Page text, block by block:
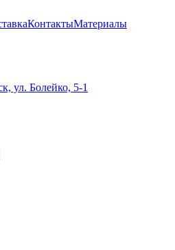
КонтактыМатериалы
ул. Болейко, 5-1